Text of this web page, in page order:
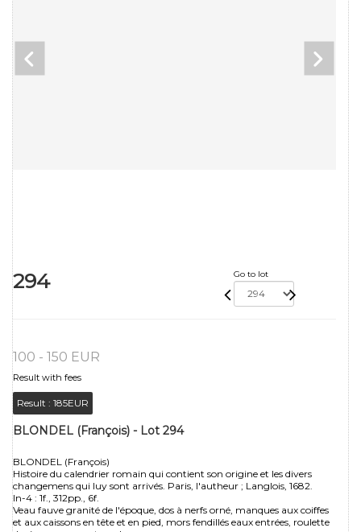
294 Go to lot
100 - 150 EUR
Result with fees
Result : 185EUR
BLONDEL (François) - Lot 294
BLONDEL (François)
Histoire du calendrier romain qui contient son origine et les divers
changemens qui luy sont arrivés. Paris, l'autheur ; Langlois, 1682.
In-4 : 1f., 312pp., 6f.
Veau fauve granité de l'époque, dos à nerfs orné, manques aux coiffes
et aux caissons en tête et en pied, mors fendillés eaux entrées, roulette